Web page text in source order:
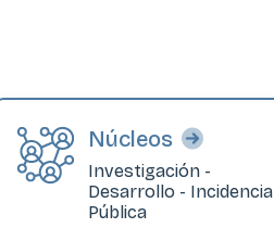
Núcleos
Investigación -
Desarrollo - Incidencia
Pública